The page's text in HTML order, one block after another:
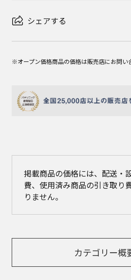
シェアする
※オープン価格商品の価格は販売店にお問い
掲載商品の価格には、配送・
費、使用済み商品の引き取り
りません。
カテゴリー概